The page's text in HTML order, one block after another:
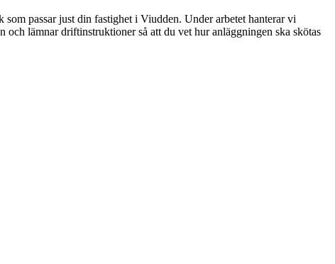
passar just din fastighet i Viudden. Under arbetet hanterar vi
lämnar driftinstruktioner så att du vet hur anläggningen ska skötas